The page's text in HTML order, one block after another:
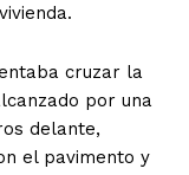
cruzar la
por una
delante,
el pavimento y